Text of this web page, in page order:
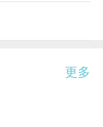
更多